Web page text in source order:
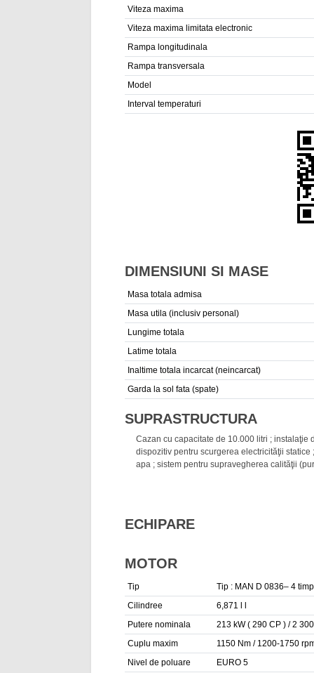
Viteza maxima
Viteza maxima limitata electronic
Rampa longitudinala
Rampa transversala
Model
Interval temperaturi
DIMENSIUNI SI MASE
Masa totala admisa
Masa utila (inclusiv personal)
Lungime totala
Latime totala
Inaltime totala incarcat (neincarcat)
Garda la sol fata (spate)
SUPRASTRUCTURA
Cazan cu capacitate de 10.000 litri ; instalaţie
dispozitiv pentru scurgerea electricităţii
apa ; sistem pentru supravegherea calităţii
ECHIPARE
MOTOR
Tip
Tip : MAN D 0836– 4
Cilindree
6,871 l l
Putere nominala
213 kW ( 290 CP ) / 2
Cuplu maxim
1150 Nm / 1200-1750
Nivel de poluare
EURO 5